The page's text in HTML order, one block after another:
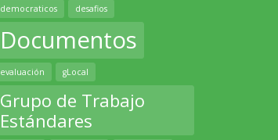
democraticos desafios
Documentos
evaluación gLocal
Grupo de Trabajo
Estándares